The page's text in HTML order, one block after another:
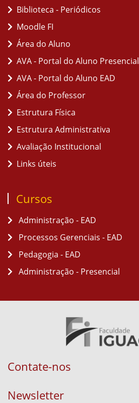
Biblioteca - Periódicos
Moodle FI
Área do Aluno
AVA - Portal do Aluno Presencial
AVA - Portal do Aluno EAD
Área do Professor
Estrutura Física
Estrutura Administrativa
Avaliação Institucional
Links úteis
Cursos
Administração - EAD
Processos Gerenciais - EAD
Pedagogia - EAD
Administração - Presencial
Contate-nos
Newsletter